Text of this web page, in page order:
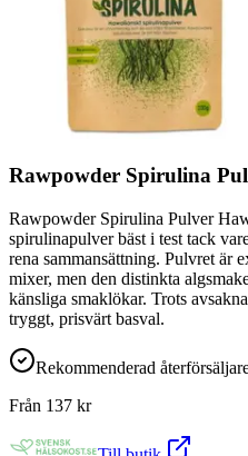
Rawpowder Spirulina
Rawpowder Spirulina Pulver
spirulinapulver bäst i test tack
rena sammansättning. Pulvret är
mixer, men den distinkta
känsliga smaklökar. Trots
tryggt, prisvärt basval.
Rekommenderad
Från 137 kr